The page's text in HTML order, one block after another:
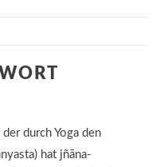
durch Yoga den
hat jñāna-